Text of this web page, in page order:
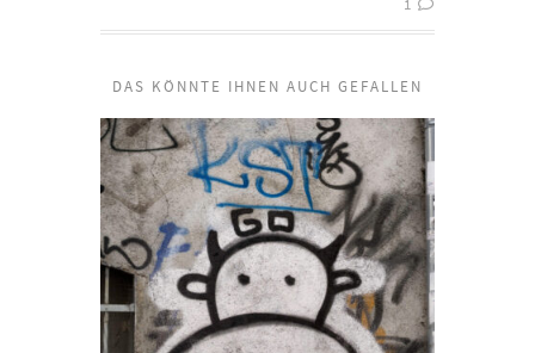
1
DAS KÖNNTE IHNEN AUCH GEFALLEN